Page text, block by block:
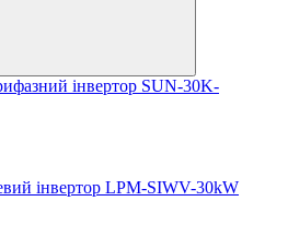
інвертор SUN-30K-